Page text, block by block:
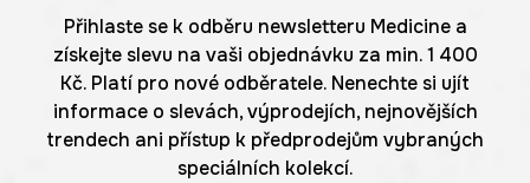
Přihlaste se k odběru newsletteru Medicine a
získejte slevu na vaši objednávku za min. 1 400
Kč. Platí pro nové odběratele. Nenechte si ujít
informace o slevách, výprodejích, nejnovějších
trendech ani přístup k předprodejům vybraných
speciálních kolekcí.